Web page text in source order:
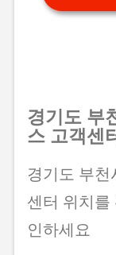
경기도 부
스 고객센
경기도 부천
센터 위치를
인하세요